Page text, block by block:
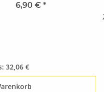
6,90 € *
32,06 €